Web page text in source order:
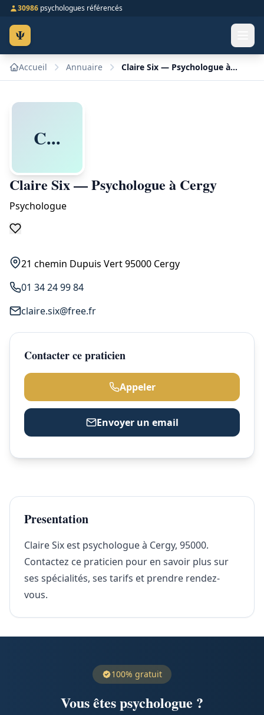
30986 psychologues référencés
Ψ
Accueil Annuaire Claire Six — Psychologue à Cergy
C...
Claire Six — Psychologue à Cergy
Psychologue
21 chemin Dupuis Vert 95000 Cergy
01 34 24 99 84
claire.six@free.fr
Contacter ce praticien
Appeler
Envoyer un email
Presentation
Claire Six est psychologue à Cergy, 95000.
Contactez ce praticien pour en savoir plus sur
ses spécialités, ses tarifs et prendre rendez-
vous.
100% gratuit
Vous êtes psychologue ?